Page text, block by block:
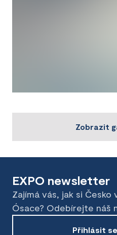
Zobrazit
EXPO newsletter
Zajímá vás, jak si Česko
Ósace? Odebírejte náš
Přihlásit